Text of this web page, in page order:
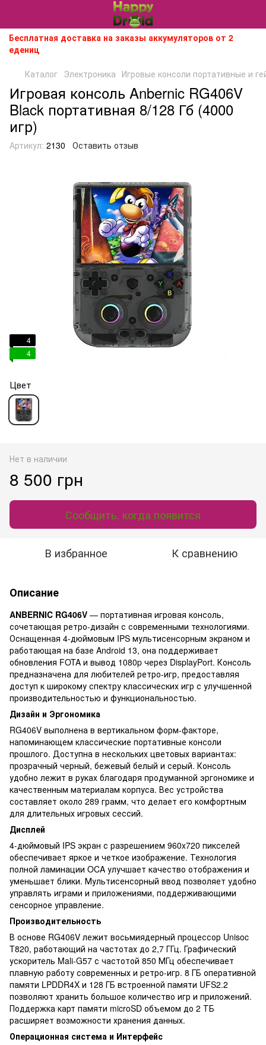
Бесплатная доставка на заказы аккумуляторов от 2
едениц
Каталог Электроника Игровые консоли портативные и
Игровая консоль Anbernic RG406V
Black портативная 8/128 Гб (4000
игр)
Артикул: 2130 Оставить отзыв
4
4
Цвет
Нет в наличии
8 500 грн
Сообщить, когда появится
В избранное К сравнению
Описание
ANBERNIC RG406V — портативная игровая консоль,
сочетающая ретро-дизайн с современными технологиями.
Оснащенная 4-дюймовым IPS мультисенсорным экраном и
работающая на базе Android 13, она поддерживает
обновления FOTA и вывод 1080p через DisplayPort. Консоль
предназначена для любителей ретро-игр, предоставляя
доступ к широкому спектру классических игр с улучшенной
производительностью и функциональностью.
Дизайн и Эргономика
RG406V выполнена в вертикальном форм-факторе,
напоминающем классические портативные консоли
прошлого. Доступна в нескольких цветовых вариантах:
прозрачный черный, бежевый белый и серый. Консоль
удобно лежит в руках благодаря продуманной эргономике и
качественным материалам корпуса. Вес устройства
составляет около 289 грамм, что делает его комфортным
для длительных игровых сессий.
Дисплей
4-дюймовый IPS экран с разрешением 960x720 пикселей
обеспечивает яркое и четкое изображение. Технология
полной ламинации OCA улучшает качество отображения и
уменьшает блики. Мультисенсорный ввод позволяет удобно
управлять играми и приложениями, поддерживающими
сенсорное управление.
Производительность
В основе RG406V лежит восьмиядерный процессор Unisoc
T820, работающий на частотах до 2,7 ГГц. Графический
ускоритель Mali-G57 с частотой 850 МГц обеспечивает
плавную работу современных и ретро-игр. 8 ГБ оперативной
памяти LPDDR4X и 128 ГБ встроенной памяти UFS2.2
позволяют хранить большое количество игр и приложений.
Поддержка карт памяти microSD объемом до 2 ТБ
расширяет возможности хранения данных.
Операционная система и Интерфейс